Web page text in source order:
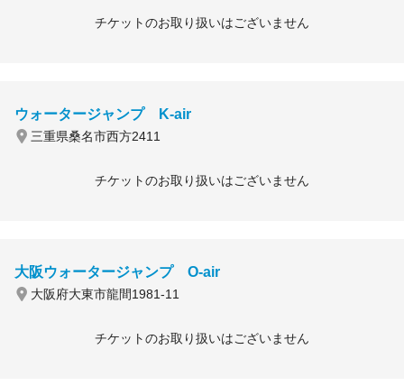
チケットのお取り扱いはございません
ウォータージャンプ K-air
三重県桑名市西方2411
チケットのお取り扱いはございません
大阪ウォータージャンプ O-air
大阪府大東市龍間1981-11
チケットのお取り扱いはございません